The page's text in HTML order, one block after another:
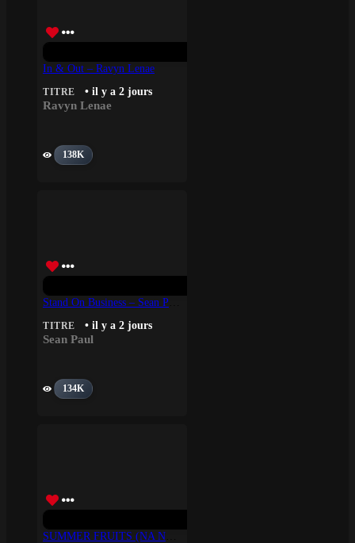
In & Out – Ravyn Lenae
TITRE • il y a 2 jours
Ravyn Lenae
138K
TITRE • il y a 2 jours
Sean Paul
134K